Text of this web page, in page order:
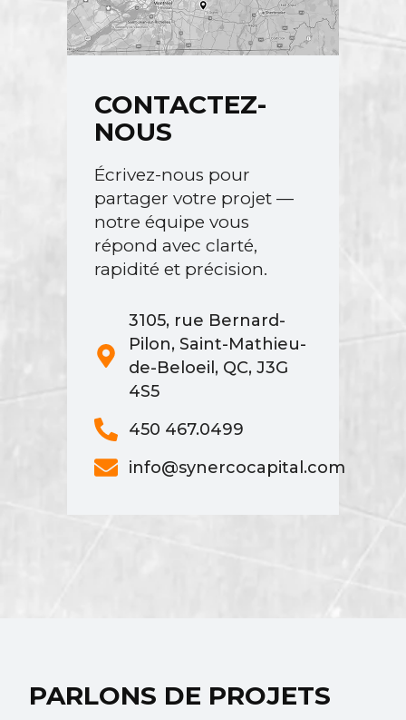
CONTACTEZ-
NOUS
Écrivez-nous pour
partager votre projet —
notre équipe vous
répond avec clarté,
rapidité et précision.
3105, rue Bernard-
Pilon, Saint-Mathieu-
de-Beloeil, QC, J3G
4S5
450 467.0499
info@synercocapital.com
PARLONS DE PROJETS